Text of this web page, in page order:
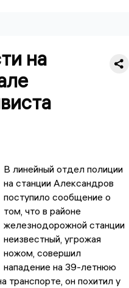
на
В линейный отдел полиции
на станции Александров
поступило сообщение о
том, что в районе
железнодорожной станции
неизвестный, угрожая
ножом, совершил
нападение на 39-летнюю
транспорте, он похитил у